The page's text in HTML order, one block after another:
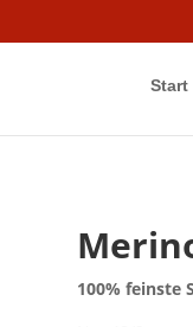
Start
100% feinste